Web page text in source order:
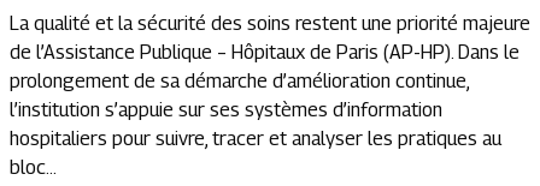
La qualité et la sécurité des soins restent une priorité majeure
de l’Assistance Publique – Hôpitaux de Paris (AP-HP). Dans le
prolongement de sa démarche d’amélioration continue,
l’institution s’appuie sur ses systèmes d’information
hospitaliers pour suivre, tracer et analyser les pratiques au
bloc...